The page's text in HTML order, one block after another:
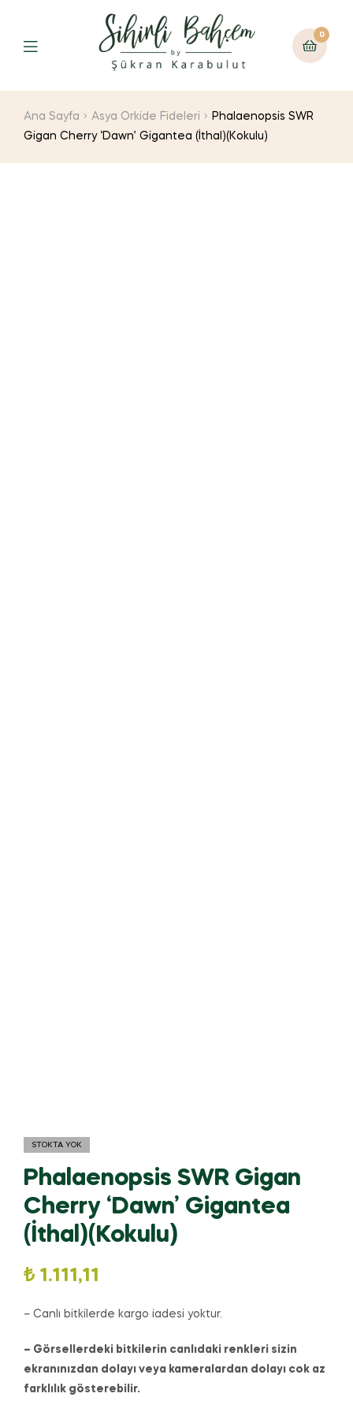
0
Ana Sayfa Asya Orkide Fideleri
Phalaenopsis SWR
Gigan Cherry ‘Dawn’ Gigantea (İthal)(Kokulu)
STOKTA YOK
Phalaenopsis SWR Gigan
Cherry ‘Dawn’ Gigantea
(İthal)(Kokulu)
₺ 1.111,11
– Canlı bitkilerde kargo iadesi yoktur.
– Görsellerdeki bitkilerin canlıdaki renkleri sizin
ekranınızdan dolayı veya kameralardan dolayı cok az
farklılık gösterebilir.